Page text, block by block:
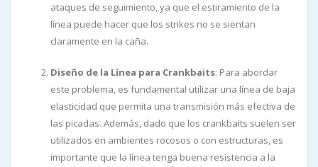
ataques de seguimiento, ya que el estiramiento de la
línea puede hacer que los strikes no se sientan
claramente en la caña.
Diseño de la Línea para Crankbaits: Para abordar
este problema, es fundamental utilizar una línea de baja
elasticidad que permita una transmisión más efectiva de
las picadas. Además, dado que los crankbaits suelen ser
utilizados en ambientes rocosos o con estructuras, es
importante que la línea tenga buena resistencia a la